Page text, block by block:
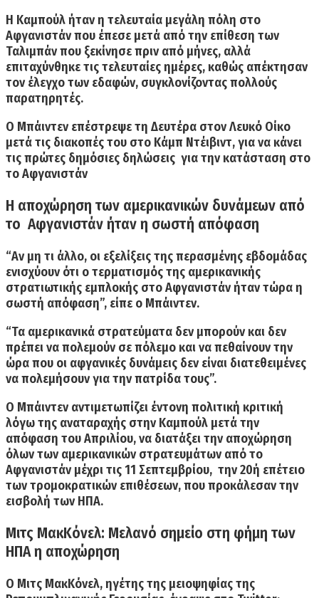
Η Καμπούλ ήταν η τελευταία μεγάλη πόλη στο
Αφγανιστάν που έπεσε μετά από την επίθεση των
Ταλιμπάν που ξεκίνησε πριν από μήνες, αλλά
επιταχύνθηκε τις τελευταίες ημέρες, καθώς απέκτησαν
τον έλεγχο των εδαφών, συγκλονίζοντας πολλούς
παρατηρητές.
Ο Μπάιντεν επέστρεψε τη Δευτέρα στον Λευκό Οίκο
μετά τις διακοπές του στο Κάμπ Ντέιβιντ, για να κάνει
τις πρώτες δημόσιες δηλώσεις για την κατάσταση στο
το Αφγανιστάν
Η αποχώρηση των αμερικανικών δυνάμεων από
το Αφγανιστάν ήταν η σωστή απόφαση
“Αν μη τι άλλο, οι εξελίξεις της περασμένης εβδομάδας
ενισχύουν ότι ο τερματισμός της αμερικανικής
στρατιωτικής εμπλοκής στο Αφγανιστάν ήταν τώρα η
σωστή απόφαση”, είπε ο Μπάιντεν.
“Τα αμερικανικά στρατεύματα δεν μπορούν και δεν
πρέπει να πολεμούν σε πόλεμο και να πεθαίνουν την
ώρα που οι αφγανικές δυνάμεις δεν είναι διατεθειμένες
να πολεμήσουν για την πατρίδα τους”.
Ο Μπάιντεν αντιμετωπίζει έντονη πολιτική κριτική
λόγω της αναταραχής στην Καμπούλ μετά την
απόφαση του Απριλίου,να διατάξει την αποχώρηση
όλων των αμερικανικών στρατευμάτων από το
Αφγανιστάν μέχρι τις 11 Σεπτεμβρίου, την 20ή επέτειο
των τρομοκρατικών επιθέσεων, που προκάλεσαν την
εισβολή των ΗΠΑ.
Μιτς ΜακΚόνελ: Μελανό σημείο στη φήμη των
ΗΠΑ η αποχώρηση
Ο Μιτς ΜακΚόνελ,ηγέτης της μειοψηφίας της